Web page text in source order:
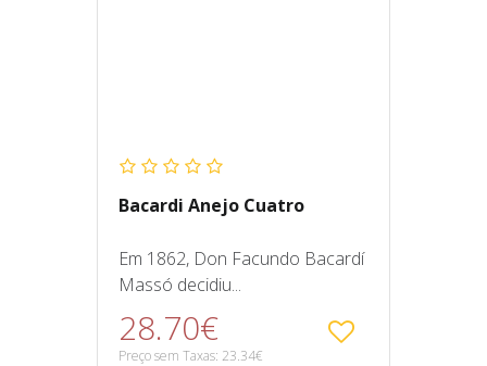
Bacardi Anejo Cuatro
Em 1862, Don Facundo Bacardí
Massó decidiu...
28.70€
Preço sem Taxas: 23.34€